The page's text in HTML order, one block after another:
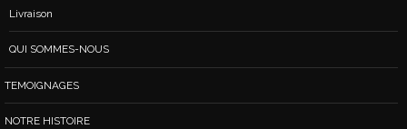
Livraison
QUI SOMMES-NOUS
TEMOIGNAGES
NOTRE HISTOIRE